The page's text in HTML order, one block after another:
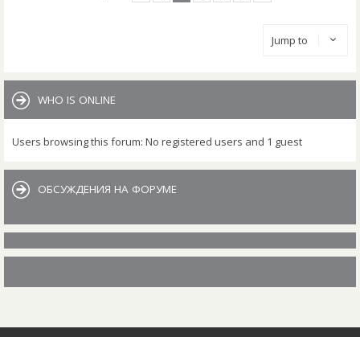
Jump to
WHO IS ONLINE
Users browsing this forum: No registered users and 1 guest
ОБСУЖДЕНИЯ НА ФОРУМЕ